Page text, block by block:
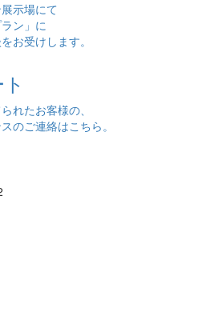
示場にて
ン」に
お受けします。
れたお客様の、
のご連絡はこちら。